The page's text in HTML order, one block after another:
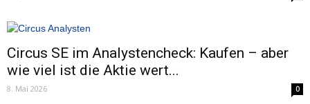
Circus SE im Analystencheck: Kaufen – aber
wie viel ist die Aktie wert...
8. Mai 2026 0